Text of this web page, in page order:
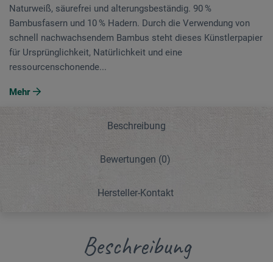
Naturweiß, säurefrei und alterungsbeständig. 90 %
Bambusfasern und 10 % Hadern. Durch die Ver­wen­dung von
schnell nachwachsendem Bam­bus steht dieses Künstlerpapier
für Ursprünglichkeit, Natürlichkeit und eine
ressourcenschonende...
Mehr
Beschreibung
Bewertungen (0)
Hersteller-Kontakt
Beschreibung